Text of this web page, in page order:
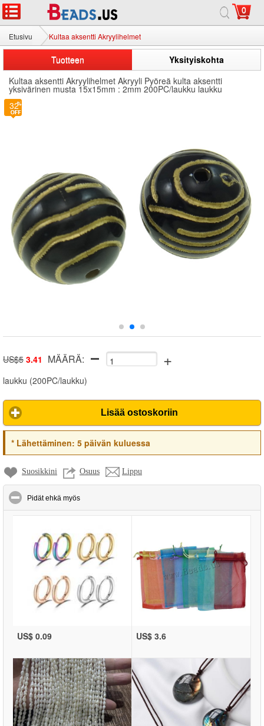
0
Etusivu Kultaa aksentti Akryylihelmet
Tuotteen
Yksityiskohta
Kultaa aksentti Akryylihelmet Akryyli Pyöreä kulta aksentti
yksivärinen musta 15x15mm : 2mm 200PC/laukku laukku
32
US$5 3.41 MÄÄRÄ: +
laukku (200PC/laukku)
Lisää ostoskoriin
*Lähettäminen: 5 päivän kuluessa
Suosikkini Osuus Lippu
Pidät ehkä myös
US$ 0.09 US$ 3.6